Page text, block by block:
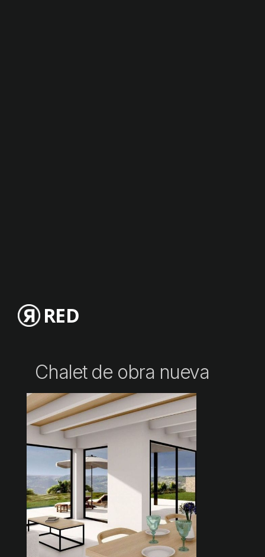
RED
Chalet de obra nueva